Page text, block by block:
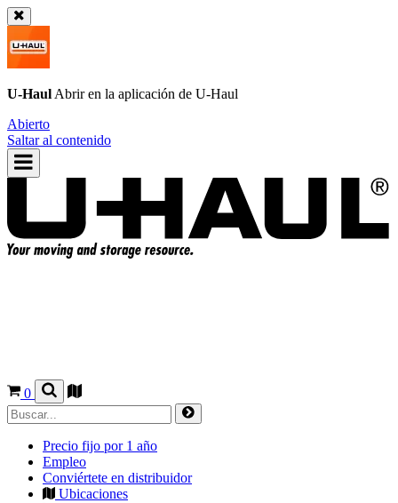
U-Haul Abrir en la aplicación de U-Haul
Abierto
Saltar al contenido
0
Precio fijo por 1 año
Empleo
Conviértete en distribuidor
Ubicaciones